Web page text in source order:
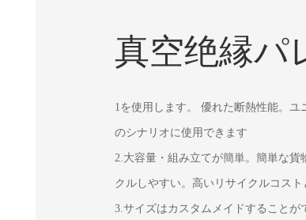
真空绝縁パ
1を使用します。 優れた断熱性能。
のシナリオに使用できます
2.大容量・組み立てが簡単。簡単な
クルしやすい。高いリサイクルコス
3.サイズはカスタムメイドすることが